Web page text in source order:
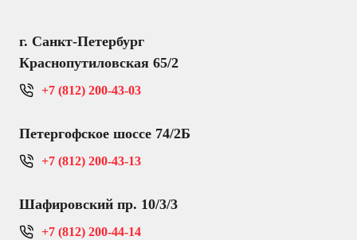
г. Санкт-Петербург
Краснопутиловская 65/2
+7 (812) 200-43-03
Петергофское шоссе 74/2Б
+7 (812) 200-43-13
Шафировский пр. 10/3/3
+7 (812) 200-44-14